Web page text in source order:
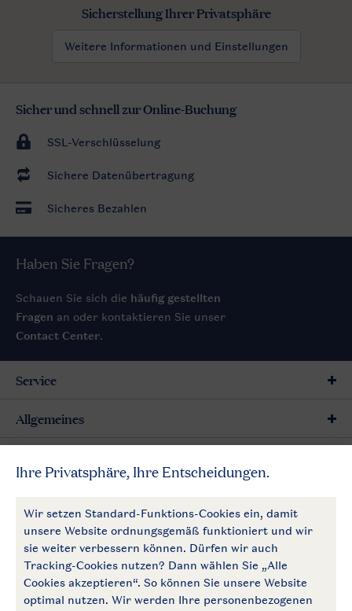
Sicherstellung Ihrer Privatsphäre
Weitere Informationen und Einstellungen
Sicher und schnell zur Online-Buchung
SSL-Verschlüsselung
Sichere Datenübertragung
Sicheres Bezahlen
Haben Sie Fragen?
Schauen Sie sich die häufig gestellten
Fragen an oder kontaktieren Sie unser
Contact Center.
Follow Us
facebookinstagram
Service
Allgemeines